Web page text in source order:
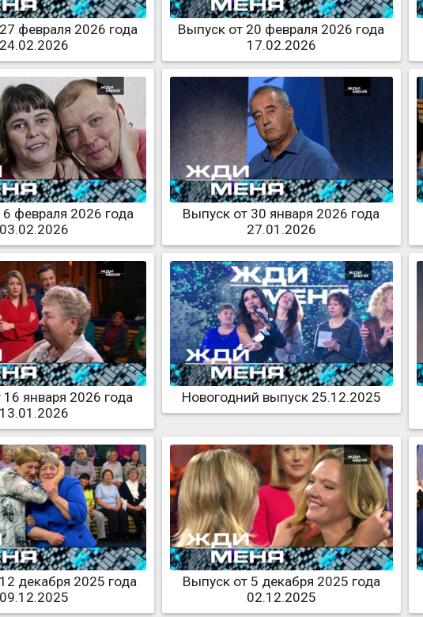
февраля 2026 года
24.02.2026
Выпуск от 20 февраля 2026 года
17.02.2026
февраля 2026 года
03.02.2026
Выпуск от 30 января 2026 года
27.01.2026
января 2026 года
13.01.2026
Новогодний выпуск 25.12.2025
декабря 2025 года
09.12.2025
Выпуск от 5 декабря 2025 года
02.12.2025